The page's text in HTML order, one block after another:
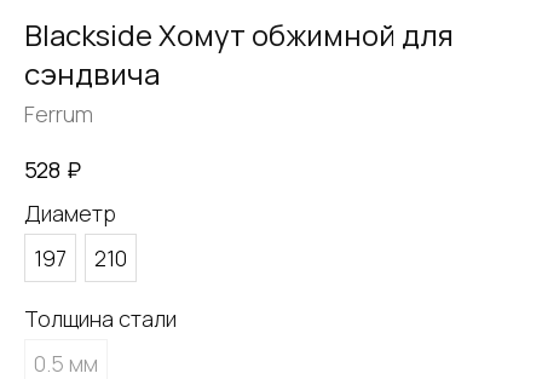
Blackside Хомут обжимной для
сэндвича
Ferrum
528 ₽
Диаметр
197
210
Толщина стали
0.5 мм